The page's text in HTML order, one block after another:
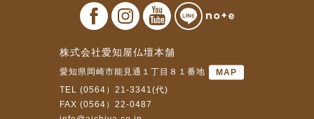
株式会社愛知屋仏壇本舗
愛知県岡崎市能見通１丁目８１番地
MAP
TEL (0564）21-3341(代)
FAX (0564）22-0487